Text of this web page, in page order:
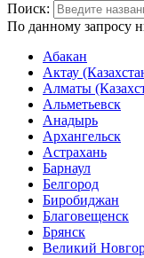
Поиск:
По данному запросу
Абакан
Актау
Алматы
Альметьевск
Анадырь
Архангельск
Астрахань
Барнаул
Белгород
Биробиджан
Благовещенск
Брянск
Великий